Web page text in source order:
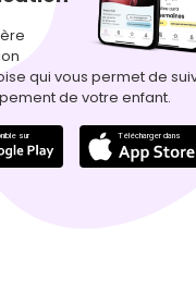
qui vous permet de
de votre enfant.